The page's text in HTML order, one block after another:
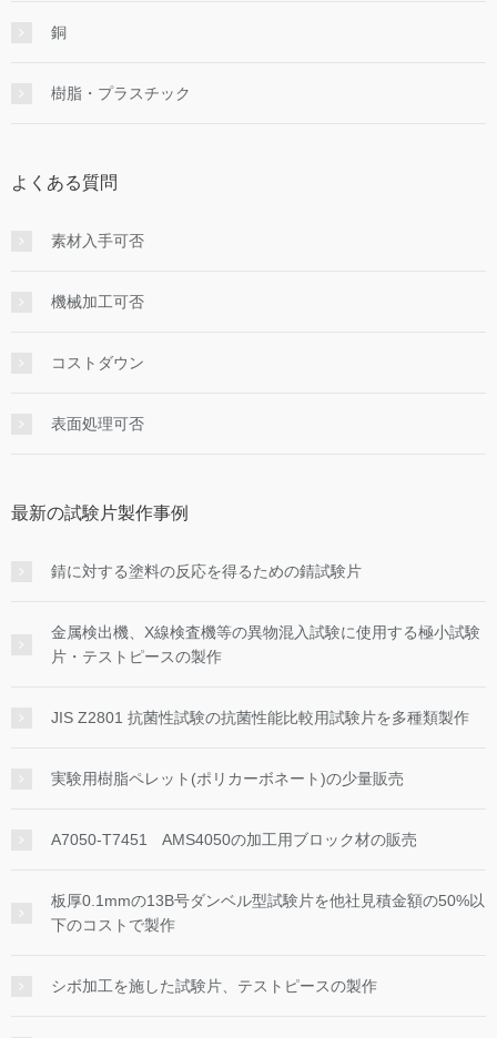
銅
樹脂・プラスチック
よくある質問
素材入手可否
機械加工可否
コストダウン
表面処理可否
最新の試験片製作事例
錆に対する塗料の反応を得るための錆試験片
金属検出機、X線検査機等の異物混入試験に使用する極小試験
片・テストピースの製作
JIS Z2801 抗菌性試験の抗菌性能比較用試験片を多種類製作
実験用樹脂ペレット(ポリカーボネート)の少量販売
A7050-T7451 AMS4050の加工用ブロック材の販売
板厚0.1mmの13B号ダンベル型試験片を他社見積金額の50%以
下のコストで製作
シボ加工を施した試験片、テストピースの製作